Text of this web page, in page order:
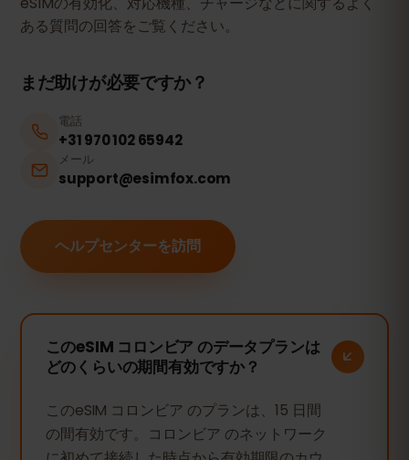
ある質問の回答をご覧ください。
まだ助けが必要ですか？
電話
+31 970 102 65942
メール
support@esimfox.com
ヘルプセンターを訪問
このeSIM コロンビア のデータプランは
どのくらいの期間有効ですか？
このeSIM コロンビア のプランは、15 日間
の間有効です。コロンビア のネットワーク